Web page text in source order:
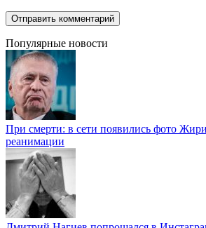
Популярные новости
При смерти: в сети появились фото
реанимации